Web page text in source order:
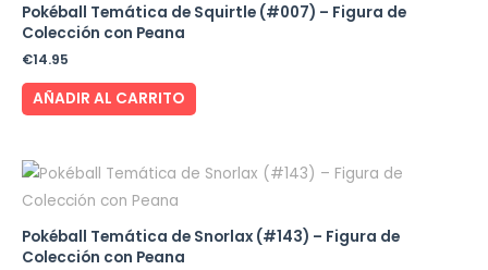
Pokéball Temática de Squirtle (#007) – Figura de
Colección con Peana
€14.95
AÑADIR AL CARRITO
Pokéball Temática de Snorlax (#143) – Figura de
Colección con Peana